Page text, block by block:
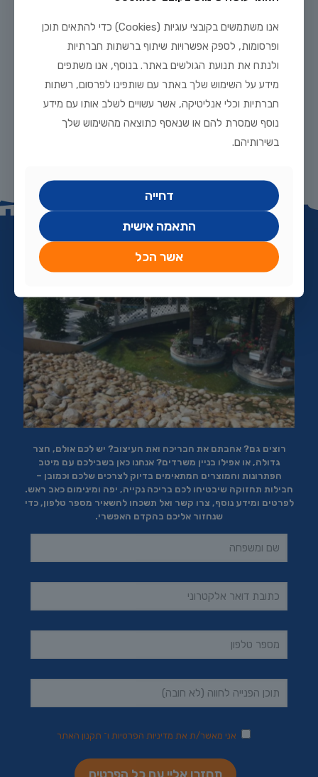
, החווה מתמחה גם בהקמת מפלים
אפשרי – התאמה אישית לכל פרויקט, בכל סדר גודל ובכל עיצוב שתבחרו.
אנו משלבים ציוד מקצועי, ידע עשיר וניסיון רב־שנים בתחום.
רוצים בריכה כזו אצלכם?
אהבתם את הדוגמאות? רוצים גם אתם בריכת נוי גדולה באולם האירועים,
בבית העסק או בגינה הפרטית? פנו אלינו עוד היום. צרו קשר בטלפון
7660195
באתר או בקרו אותנו בחווה. צוות חוות דג
הזהב כאן כדי להקים עבורכם בריכה מרהיבה עם מינימום תחזוקה
רוצים גם? אהבתם את הבריכה ואת העיצוב? יש לכם אולם, חצר
גדולה, או אפילו בניין משרדים? אנחנו כאן בשבילכם עם מיטב
הפתרונות והמוצרים המתאימים בדיוק לצרכים שלכם וכמובן –
חבילות תחזוקה שיבטיחו לכם בריכה נקייה, יפה ומינימום כאב ראש.
לפרטים ומידע נוסף, צרו קשר ואל תשכחו להשאיר מספר טלפון, כדי
שנחזור אליכם בהקדם האפשרי.
אני מאשר/ת את מדיניות הפרטיות ו־ תקנון האתר
אנו משתמשים בקובצי עוגיות (Cookies) כדי להתאים תוכן
ופרסומות, לספק אפשרויות שיתוף ברשתות חברתיות
ולנתח את תנועת הגולשים באתר. בנוסף, אנו משתפים
מידע על השימוש שלך באתר עם שותפינו לפרסום, רשתות
חברתיות וכלי אנליטיקה, אשר עשויים לשלב אותו עם מידע
נוסף שמסרת להם או שנאסף כתוצאה מהשימוש שלך
בשירותיהם.
דחייה
התאמה אישית
אשר הכל